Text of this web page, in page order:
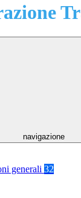
navigazione
generali 32